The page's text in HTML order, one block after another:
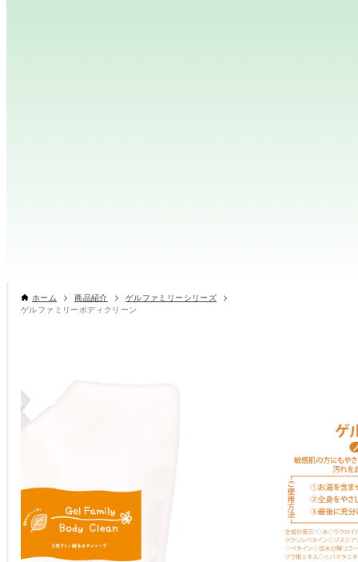
ホーム 商品紹介
ゲルファミリーシリーズ
ゲルファミリーボディクリーン